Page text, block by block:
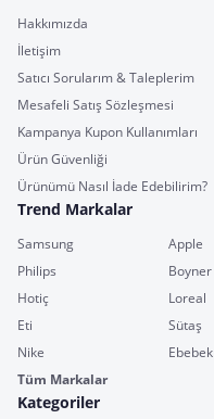
Hakkımızda
İletişim
Satıcı Sorularım & Taleplerim
Mesafeli Satış Sözleşmesi
Kampanya Kupon Kullanımları
Ürün Güvenliği
Ürünümü Nasıl İade Edebilirim?
Trend Markalar
Samsung Apple
Philips
Boyner
Hotiç
Loreal
Eti
Sütaş
Nike
Ebebek
Tüm Markalar
Kategoriler